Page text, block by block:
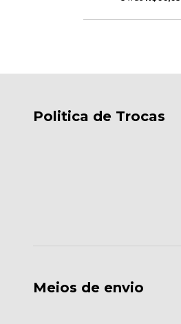
Politica de Trocas
Meios de envio